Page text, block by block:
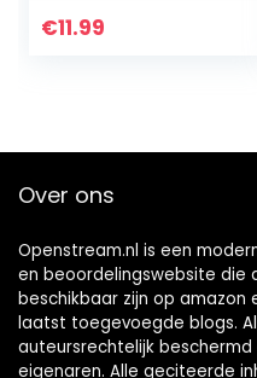
4/Basic Lux 2 E-
€11.99
Over ons
Openstream.nl is een
en beoordelingswebsite die
beschikbaar zijn op
laatst toegevoegde blogs.
auteursrechtelijk
eigenaren. Alle geciteerde